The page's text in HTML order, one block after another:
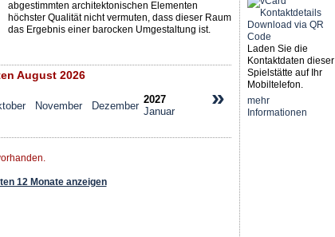
abgestimmten architektonischen Elementen
höchster Qualität nicht vermuten, dass dieser Raum
das Ergebnis einer barocken Umgestaltung ist.
August 2026
»
November Dezember
2027
Januar
12 Monate anzeigen
Laden Sie die
Kontaktdaten dieser
Spielstätte auf Ihr
Mobiltelefon.
mehr
Informationen